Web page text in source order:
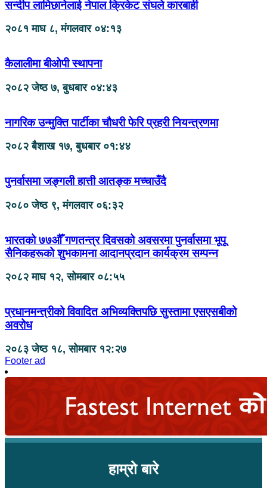
सन्दीप लामिछानेलाई नेपाल क्रिकेट संघले कारबाही
२०८१ माघ ८, मंगलवार ०४:१३
कैलालीमा बीओपी स्थापना
२०८२ जेष्ठ ७, बुधबार ०४:४३
नागरिक उन्मुक्ति पार्टीका चौधरी फेरि प्रहरी नियन्त्रणमा
२०८२ बैशाख १७, बुधबार ०१:४४
पुनर्वासमा जङ्गली हात्ती आतङ्क मच्चाउँदै
२०८० जेष्ठ ९, मंगलवार ०६:३२
भारतको ७७औँ गणतन्त्र दिवसको अवसरमा पुनर्वासमा भूपू
सैनिकहरूको शुभकामना आदानप्रदान कार्यक्रम सम्पन्न
२०८२ माघ १२, सोमबार ०८:५५
प्रधानमन्त्रीको विवादित अभिव्यक्तिपछि सुस्तामा एसएसबीको
अवरोध
२०८३ जेष्ठ १८, सोमबार १२:२७
Footer ad
हाम्रो बारे